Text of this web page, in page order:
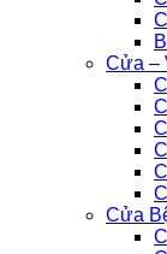
Cửa –
Cửa